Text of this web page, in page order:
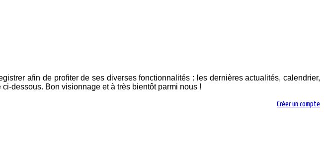
afin de profiter de ses diverses fonctionnalités : les dernières actualités, calendrier,
dessous. Bon visionnage et à très bientôt parmi nous !
Créer un compte